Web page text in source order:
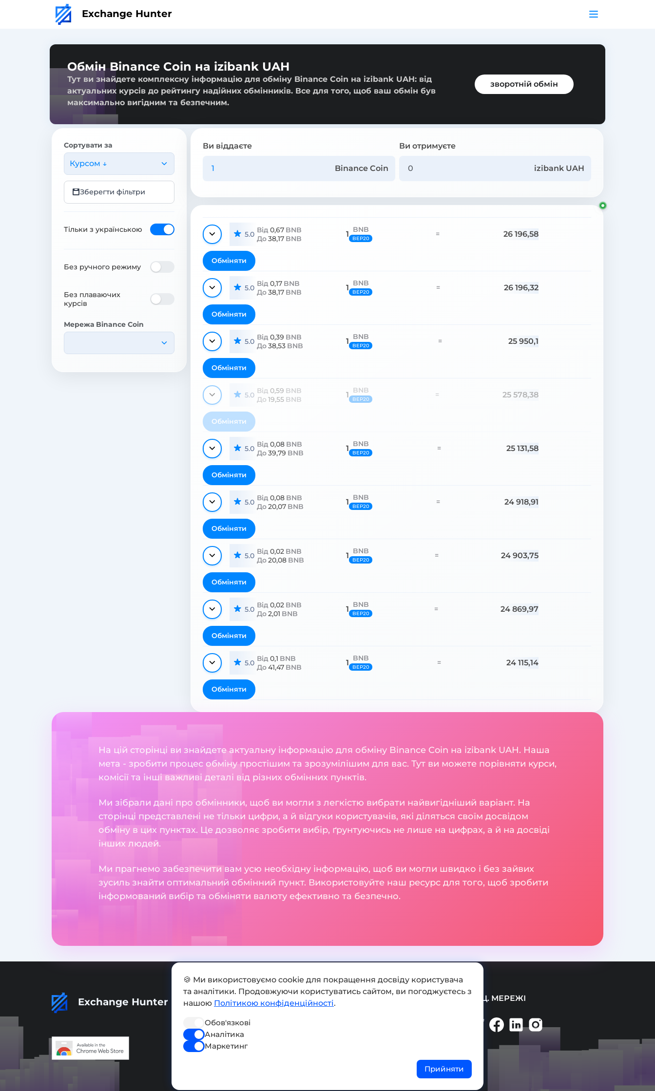
Exchange Hunter
Обмін Binance Coin на izibank UAH
Тут ви знайдете комплексну інформацію для обміну Binance Coin на izibank UAH: від
актуальних курсів до рейтингу надійних обмінників. Все для того, щоб ваш обмін був
максимально вигідним та безпечним.
зворотній обмін
Сортувати за
Курсом ↓
Зберегти фільтри
Тільки з українською
Без ручного режиму
Без плаваючих
курсів
Мережа Binance Coin
Ви віддаєте
Binance Coin
Ви отримуєте
izibank UAH
5.0 Від 0,67 BNB
До38,17 BNB 1 BNB
BEP20 = 26 196,58
Обміняти
5.0 Від 0,17 BNB
До38,17 BNB 1 BNB
BEP20 = 26 196,32
Обміняти
5.0 Від 0,39 BNB
До38,53 BNB 1 BNB
BEP20 = 25 950,1
Обміняти
5.0 Від 0,59 BNB
До 19,55 BNB 1 BNB
BEP20 = 25 578,38
Обміняти
5.0 Від 0,08 BNB
До39,79 BNB 1 BNB
BEP20 = 25 131,58
Обміняти
5.0 Від 0,08 BNB
До20,07 BNB 1 BNB
BEP20 = 24 918,91
Обміняти
5.0 Від 0,02 BNB
До20,08 BNB 1 BNB
BEP20 = 24 903,75
Обміняти
5.0 Від 0,02 BNB
До2,01 BNB 1 BNB
BEP20 = 24 869,97
Обміняти
5.0 Від 0,1 BNB
До41,47 BNB 1 BNB
BEP20 = 24 115,14
Обміняти
На цій сторінці ви знайдете актуальну інформацію для обміну Binance Coin на izibank UAH. Наша
мета - зробити процес обміну простішим та зрозумілішим для вас. Тут ви можете порівняти курси,
комісії та інші важливі деталі від різних обмінних пунктів.
Ми зібрали дані про обмінники, щоб ви могли з легкістю вибрати найвигідніший варіант. На
сторінці представлені не тільки цифри, а й відгуки користувачів, які діляться своїм досвідом
обміну в цих пунктах. Це дозволяє зробити вибір, ґрунтуючись не лише на цифрах, а й на досвіді
інших людей.
Ми прагнемо забезпечити вам усю необхідну інформацію, щоб ви могли швидко і без зайвих
зусиль знайти оптимальний обмінний пункт. Використовуйте наш ресурс для того, щоб зробити
інформований вибір та обміняти валюту ефективно та безпечно.
Exchange Hunter Додати обмінник
Політика конфіденційності
СОЦ. МЕРЕЖІ
🍪 Ми використовуємо cookie для покращення досвіду користувача
та аналітики. Продовжуючи користуватись сайтом, ви погоджуєтесь з
нашою Політикою конфіденційності.
Обов'язкові
Аналітика
Маркетинг
Прийняти